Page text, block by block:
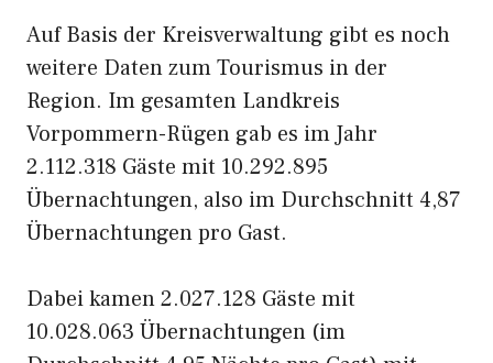
Auf Basis der Kreisverwaltung gibt es noch
weitere Daten zum Tourismus in der
Region. Im gesamten Landkreis
Vorpommern-Rügen gab es im Jahr
2.112.318 Gäste mit 10.292.895
Übernachtungen, also im Durchschnitt 4,87
Übernachtungen pro Gast.
Dabei kamen 2.027.128 Gäste mit
10.028.063 Übernachtungen (im